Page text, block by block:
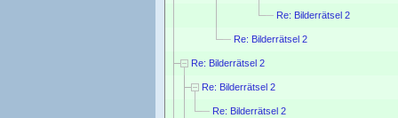
Re: Bilderrätsel 2
Re: Bilderrätsel 2
Re: Bilderrätsel 2
Re: Bilderrätsel 2
Re: Bilderrätsel 2